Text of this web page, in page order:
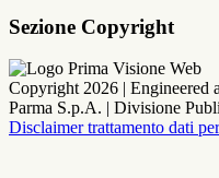
Sezione Copyright
Copyright 2026 | Engineered
Parma S.p.A. | Divisione
Disclaimer trattamento dati